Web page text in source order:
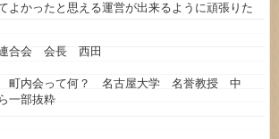
よかったと思える運営が出来るように頑張りた
連合会 会長 西田
町内会って何？ 名古屋大学 名誉教授 中
一部抜粋